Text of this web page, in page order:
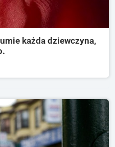
każda dziewczyna,